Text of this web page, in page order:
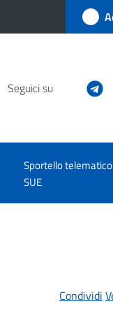
Seguici su
Sportello telematico
SUE
Condividi